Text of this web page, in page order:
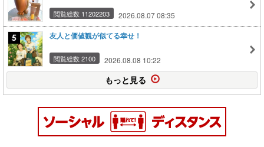
閲覧総数 11202203 2026.08.07 08:35
友人と価値観が似てる幸せ！
閲覧総数 2100 2026.08.08 10:22
もっと見る